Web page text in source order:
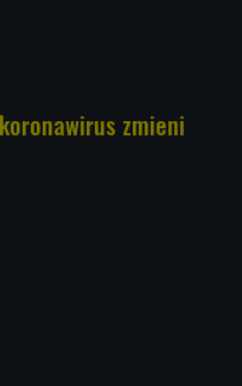
zmieni